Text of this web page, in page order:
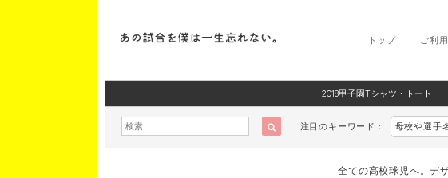
ご利
トップ
2018甲子園Tシャツ・トート
注目のキーワード： 母校や選手
全ての高校球児へ。デ